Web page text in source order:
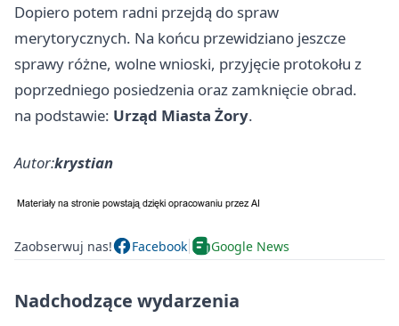
Dopiero potem radni przejdą do spraw
merytorycznych. Na końcu przewidziano jeszcze
sprawy różne, wolne wnioski, przyjęcie protokołu z
poprzedniego posiedzenia oraz zamknięcie obrad.
na podstawie: Urząd Miasta Żory.
Autor:krystian
Zaobserwuj nas! Facebook Google News
Nadchodzące wydarzenia